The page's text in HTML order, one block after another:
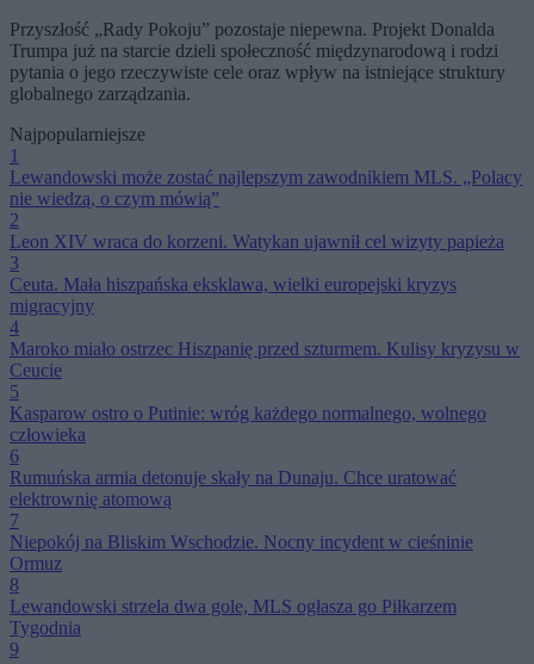
Przyszłość „Rady Pokoju” pozostaje niepewna. Projekt Donalda
Trumpa już na starcie dzieli społeczność międzynarodową i rodzi
pytania o jego rzeczywiste cele oraz wpływ na istniejące struktury
globalnego zarządzania.
Najpopularniejsze
1
Lewandowski może zostać najlepszym zawodnikiem MLS. „Polacy
nie wiedzą, o czym mówią”
2
Leon XIV wraca do korzeni. Watykan ujawnił cel wizyty papieża
3
Ceuta. Mała hiszpańska eksklawa, wielki europejski kryzys
migracyjny
4
Maroko miało ostrzec Hiszpanię przed szturmem. Kulisy kryzysu w
Ceucie
5
Kasparow ostro o Putinie: wróg każdego normalnego, wolnego
człowieka
6
Rumuńska armia detonuje skały na Dunaju. Chce uratować
elektrownię atomową
7
Niepokój na Bliskim Wschodzie. Nocny incydent w cieśninie
Ormuz
8
Lewandowski strzela dwa gole, MLS ogłasza go Piłkarzem
Tygodnia
9